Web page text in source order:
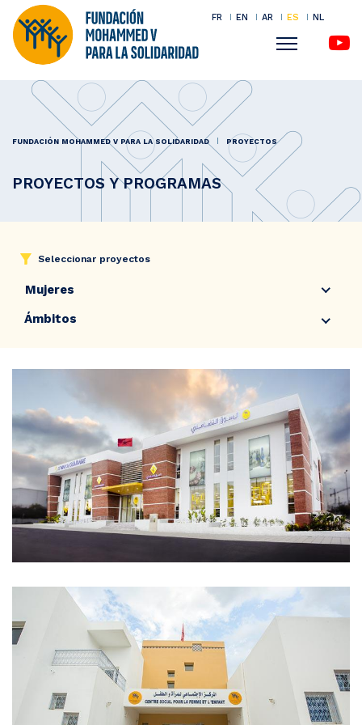
FR EN AR ES NL
Menu
FUNDACIÓN MOHAMMED V PARA LA SOLIDARIDAD PROYECTOS
PROYECTOS Y PROGRAMAS
Seleccionar proyectos
Mujeres
Ámbitos
El Mercado Solidario